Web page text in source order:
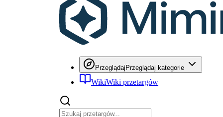
Przeglądaj Przeglądaj kategorie
WikiWiki przetargów